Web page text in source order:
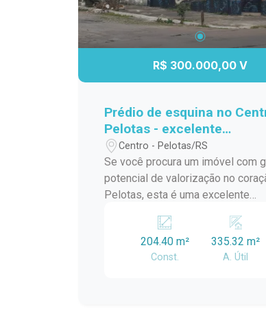
R$ 300.000,00 V
Prédio de esquina no
Pelotas - excelente
oportunidade para
e construtores.
Centro - Pelotas/RS
Se você procura um imóvel com
potencial de valorização no
Pelotas, esta é uma excelente
esquina privilegiada no Centro da
cidade, este prédio é ideal para
deseja realizar uma reforma
204.40 m²
Const.
335.32 m²
A. Útil